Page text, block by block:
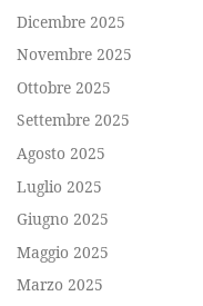
Dicembre 2025
Novembre 2025
Ottobre 2025
Settembre 2025
Agosto 2025
Luglio 2025
Giugno 2025
Maggio 2025
Marzo 2025